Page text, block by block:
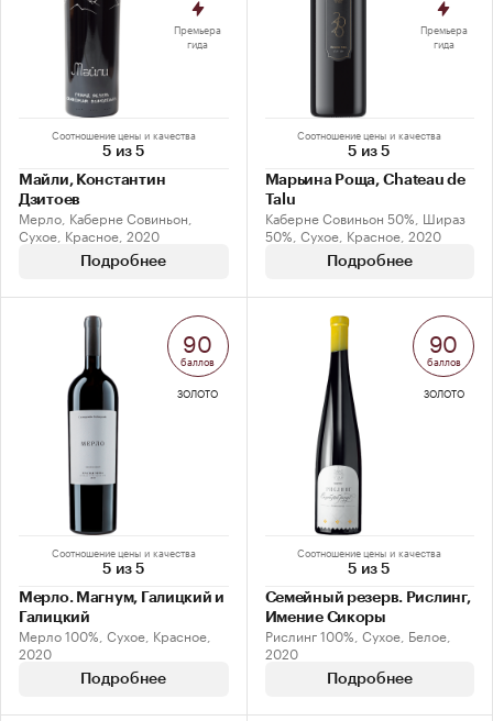
Соотношение цены и качества
5 из 5
Майли, Константин
Дзитоев
Мерло, Каберне Совиньон,
Сухое, Красное, 2020
Подробнее
Премьера
гида
Соотношение цены и качества
5 из 5
Марьина Роща, Chateau de
Talu
Каберне Совиньон 50%, Шираз
50%, Сухое, Красное, 2020
Подробнее
Премьера
гида
Соотношение цены и качества
5 из 5
Мерло. Магнум, Галицкий и
Галицкий
Мерло 100%, Сухое, Красное,
2020
Подробнее
90
баллов
ЗОЛОТО
Соотношение цены и качества
5 из 5
Семейный резерв. Рислинг,
Имение Сикоры
Рислинг 100%, Сухое, Белое,
2020
Подробнее
90
баллов
ЗОЛОТО